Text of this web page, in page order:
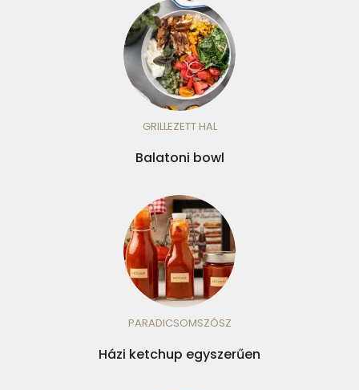
GRILLEZETT HAL
Balatoni bowl
PARADICSOMSZÓSZ
Házi ketchup egyszerűen